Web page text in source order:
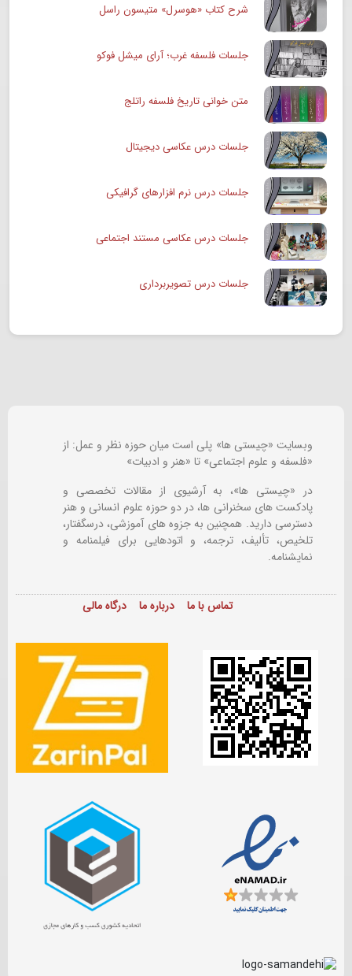
شرح کتاب «هوسرل» متیسون راسل
جلسات فلسفه غرب؛ آرای میشل فوکو
متن خوانی تاریخ فلسفه راتلج
جلسات درس عکاسی دیجیتال
جلسات درس نرم افزارهای گرافیکی
جلسات درس عکاسی مستند اجتماعی
جلسات درس تصویربرداری
وبسایت «چیستی ها» پلی است میان حوزه نظر و عمل: از
«فلسفه و علوم اجتماعی» تا «هنر و ادبیات»
در «چیستی ها»، به آرشیوی از مقالات تخصصی و
پادکست های سخنرانی ها، در دو حوزه علوم انسانی و هنر
دسترسی دارید. همچنین به جزوه های آموزشی، درسگفتار،
تلخیص، تألیف، ترجمه، و اتودهایی برایفیلمنامه و
نمایشنامه.
تماس با ما درباره ما درگاه مالی